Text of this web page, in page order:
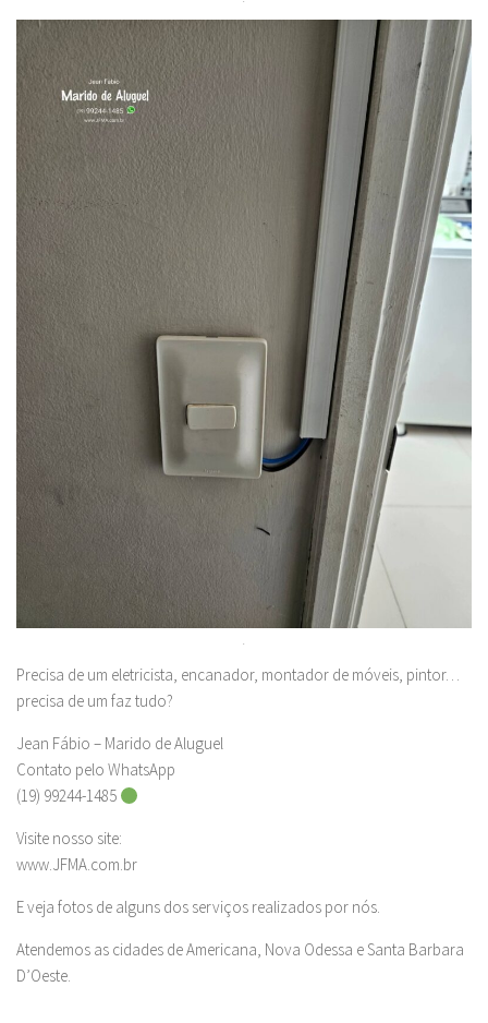
.
Precisa de um eletricista, encanador, montador de móveis, pintor…
precisa de um faz tudo?
Jean Fábio – Marido de Aluguel
Contato pelo WhatsApp
(19) 99244-1485
Visite nosso site:
www.JFMA.com.br
E veja fotos de alguns dos serviços realizados por nós.
Atendemos as cidades de Americana, Nova Odessa e Santa Barbara
D’Oeste.